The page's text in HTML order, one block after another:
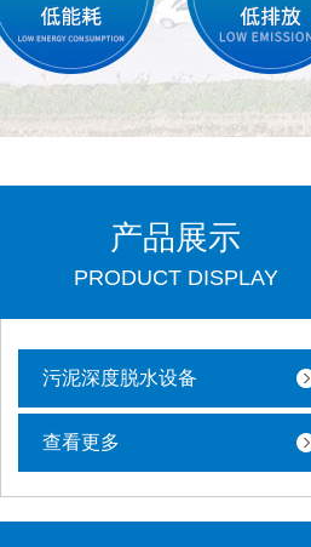
产品展示
PRODUCT DISPLAY
污泥深度脱水设备
查看更多